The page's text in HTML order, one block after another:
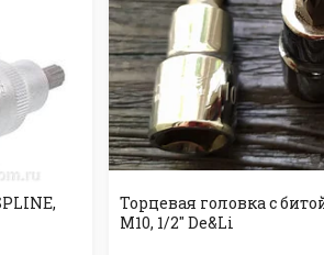
Торцевая головка с
М10, 1/2" De&Li